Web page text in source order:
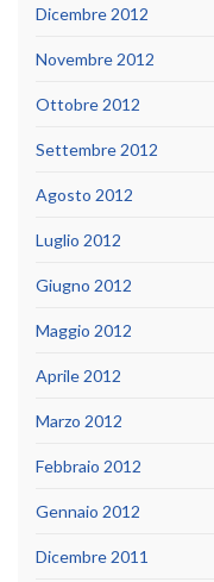
Dicembre 2012
Novembre 2012
Ottobre 2012
Settembre 2012
Agosto 2012
Luglio 2012
Giugno 2012
Maggio 2012
Aprile 2012
Marzo 2012
Febbraio 2012
Gennaio 2012
Dicembre 2011